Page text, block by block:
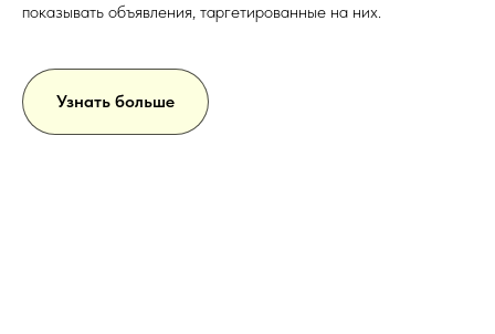
показывать объявления, таргетированные на них.
Узнать больше